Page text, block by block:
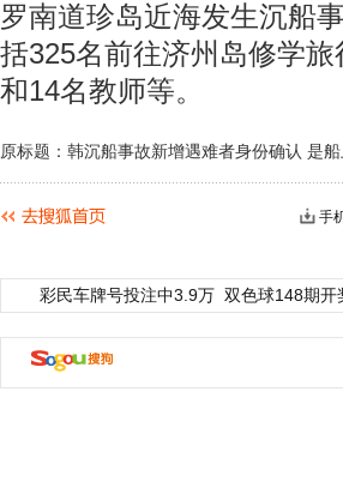
罗南道珍岛近海发生沉船
括325名前往济州岛修学
和14名教师等。
原标题：韩沉船事故新增遇难者身份确认 是
手
彩民车牌号投注中3.9万 双色球148期开